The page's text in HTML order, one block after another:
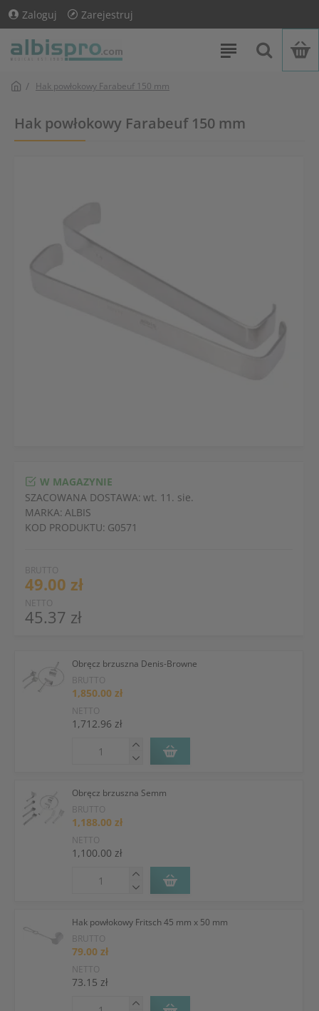
Zaloguj Zarejestruj
Hak powłokowy Farabeuf 150 mm
Hak powłokowy Farabeuf 150 mm
BRUTTO
49.00 zł
NETTO
45.37 zł
W MAGAZYNIE
SZACOWANA DOSTAWA: wt. 11. sie.
MARKA: ALBIS
KOD PRODUKTU: G0571
Obręcz brzuszna Denis-Browne
BRUTTO
1,850.00 zł
NETTO
1,712.96 zł
Obręcz brzuszna Semm
BRUTTO
1,188.00 zł
NETTO
1,100.00 zł
Hak powłokowy Fritsch 45 mm x 50 mm
BRUTTO
79.00 zł
NETTO
73.15 zł